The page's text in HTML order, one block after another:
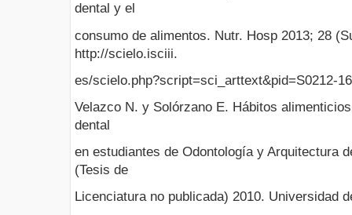
dental y el
consumo de alimentos. Nutr. Hosp 2013; 28
http://scielo.isciii.
es/scielo.php?script=sci_arttext&pid=S0212-
Velazco N. y Solórzano E. Hábitos
dental
en estudiantes de Odontología y Arquitectura
(Tesis de
Licenciatura no publicada) 2010. Universidad